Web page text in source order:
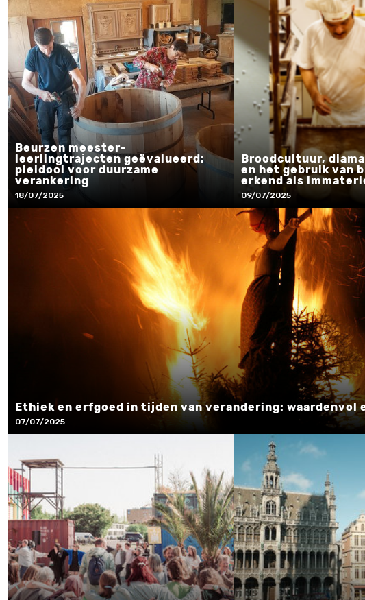
Beurzen meester-
leerlingtrajecten geëvalueerd:
pleidooi voor duurzame
verankering
18/07/2025
Broodcultuur,
en het gebruik van
erkend als
09/07/2025
Ethiek en erfgoed in tijden van verandering: waardenvol
07/07/2025